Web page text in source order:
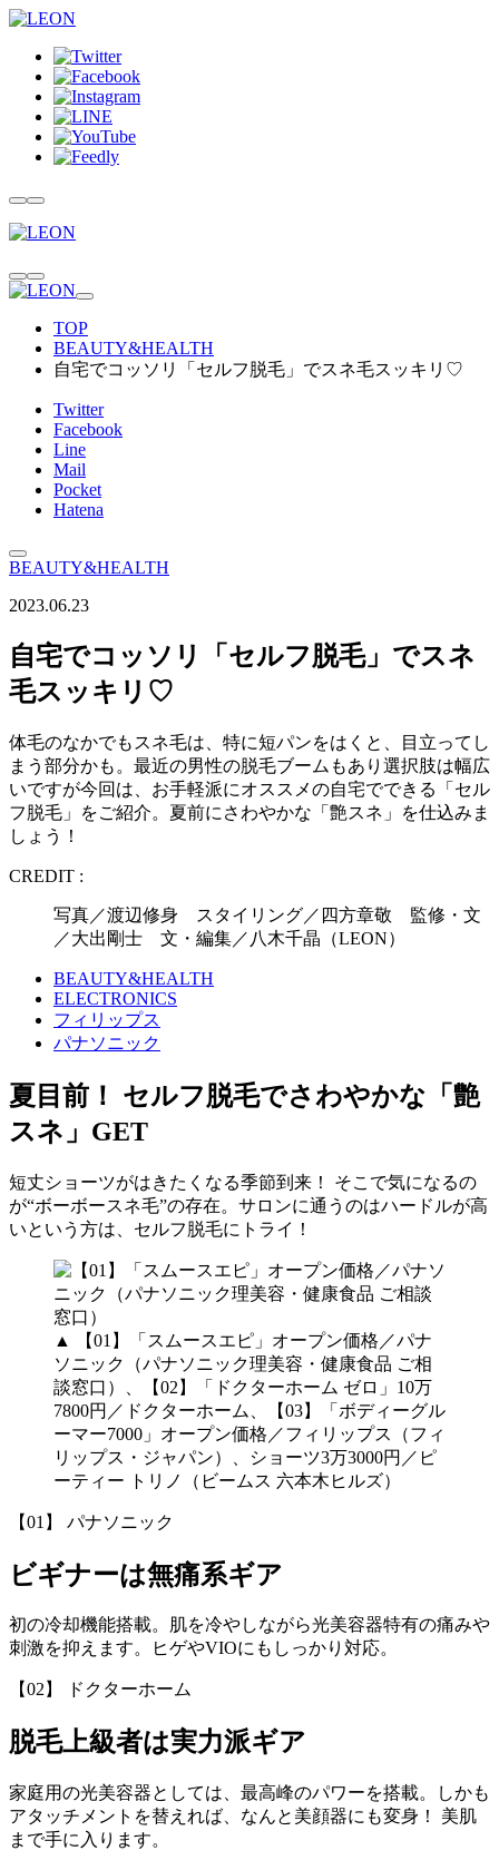
TOP
BEAUTY&HEALTH
自宅でコッソリ「セルフ脱毛」でスネ毛スッキリ♡
Twitter
Facebook
Line
Mail
Pocket
Hatena
BEAUTY&HEALTH
2023.06.23
自宅でコッソリ「セルフ脱毛」でスネ
毛スッキリ♡
体毛のなかでもスネ毛は、特に短パンをはくと、目立ってし
まう部分かも。最近の男性の脱毛ブームもあり選択肢は幅広
いですが今回は、お手軽派にオススメの自宅でできる「セル
フ脱毛」をご紹介。夏前にさわやかな「艶スネ」を仕込みま
しょう！
CREDIT :
写真／渡辺修身 スタイリング／四方章敬 監修・文
／大出剛士 文・編集／八木千晶（LEON）
BEAUTY&HEALTH
ELECTRONICS
フィリップス
パナソニック
夏目前！ セルフ脱毛でさわやかな「艶
スネ」GET
短丈ショーツがはきたくなる季節到来！ そこで気になるの
が“ボーボースネ毛”の存在。サロンに通うのはハードルが高
いという方は、セルフ脱毛にトライ！
▲ 【01】「スムースエピ」オープン価格／パナ
ソニック（パナソニック理美容・健康食品 ご相
談窓口）、【02】「ドクターホーム ゼロ」10万
7800円／ドクターホーム、【03】「ボディーグル
ーマー7000」オープン価格／フィリップス（フィ
リップス・ジャパン）、ショーツ3万3000円／ピ
ーティー トリノ（ビームス 六本木ヒルズ）
【01】 パナソニック
ビギナーは無痛系ギア
初の冷却機能搭載。肌を冷やしながら光美容器特有の痛みや
刺激を抑えます。ヒゲやVIOにもしっかり対応。
【02】 ドクターホーム
脱毛上級者は実力派ギア
家庭用の光美容器としては、最高峰のパワーを搭載。しかも
アタッチメントを替えれば、なんと美顔器にも変身！ 美肌
まで手に入ります。